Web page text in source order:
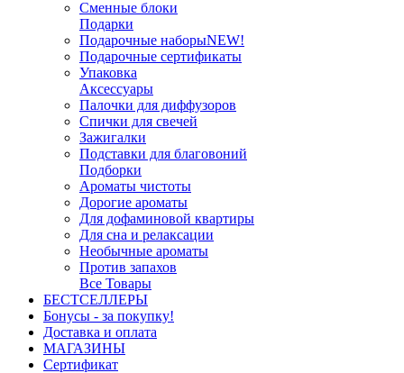
Сменные блоки
Подарки
Подарочные наборыNEW!
Подарочные сертификаты
Упаковка
Аксессуары
Палочки для диффузоров
Спички для свечей
Зажигалки
Подставки для благовоний
Подборки
Ароматы чистоты
Дорогие ароматы
Для дофаминовой квартиры
Для сна и релаксации
Необычные ароматы
Против запахов
Все Товары
БЕСТСЕЛЛЕРЫ
Бонусы - за покупку!
Доставка и оплата
МАГАЗИНЫ
Cертификат